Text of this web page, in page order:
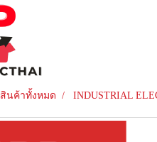
สินค้าทั้งหมด INDUSTRIAL